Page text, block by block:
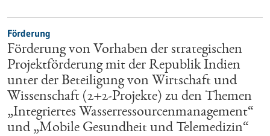
Förderung
Förderung von Vorhaben der strategischen
Projektförderung mit der Republik Indien
unter der Beteiligung von Wirtschaft und
Wissenschaft (2+2-Projekte) zu den Themen
„Integriertes Wasserressourcenmanagement“
und „Mobile Gesundheit und Telemedizin“